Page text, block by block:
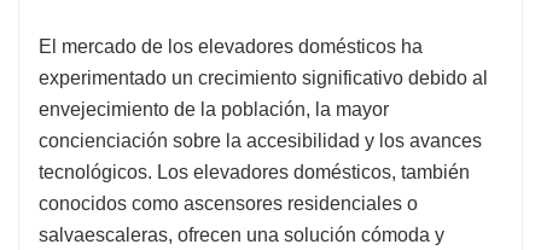
El mercado de los elevadores domésticos ha
experimentado un crecimiento significativo debido al
envejecimiento de la población, la mayor
concienciación sobre la accesibilidad y los avances
tecnológicos. Los elevadores domésticos, también
conocidos como ascensores residenciales o
salvaescaleras, ofrecen una solución cómoda y